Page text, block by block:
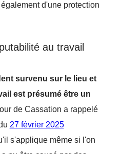
d'une protection
au travail
survenu sur le lieu et
est présumé être un
de Cassation a rappelé
27 février 2025
s'applique même si l'on